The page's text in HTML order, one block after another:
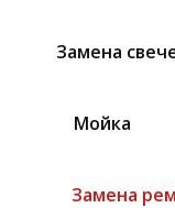
Замена
Мойка
Замена